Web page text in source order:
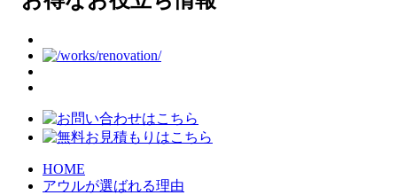
HOME
アウルが選ばれる理由